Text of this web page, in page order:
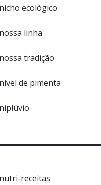
ecológico
linha
tradição
de pimenta
receitas